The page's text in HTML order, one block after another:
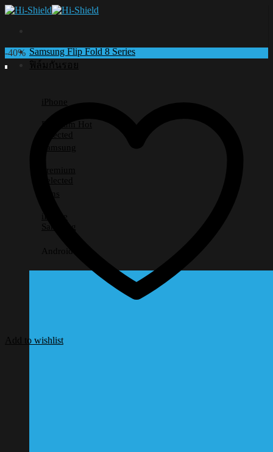
Skip
Samsung Flip Fold 8 Series
ฟิล์มกันรอย
iPhone
Premium
Selected
Samsung
Premium
Selected
Lens
iPhone
Samsung
Android อื่นๆ
-40%
Add to wishlist